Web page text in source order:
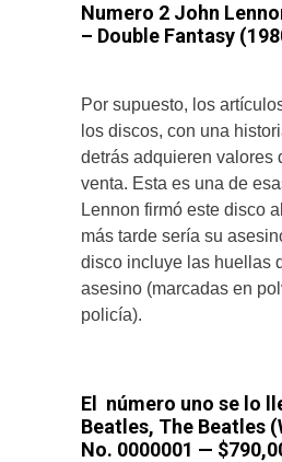
Numero 2 John
– Double Fantasy
Por supuesto, los
los discos, con una
detrás adquieren valores
venta. Esta es una de
Lennon firmó este disco
más tarde sería su
disco incluye las huellas
asesino (marcadas en
policía).
El número uno se lo
Beatles, The Beatles
No. 0000001 —